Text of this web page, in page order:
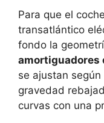
Para que el
transatlántico
fondo la
amortiguadores
se ajustan
gravedad
curvas con una